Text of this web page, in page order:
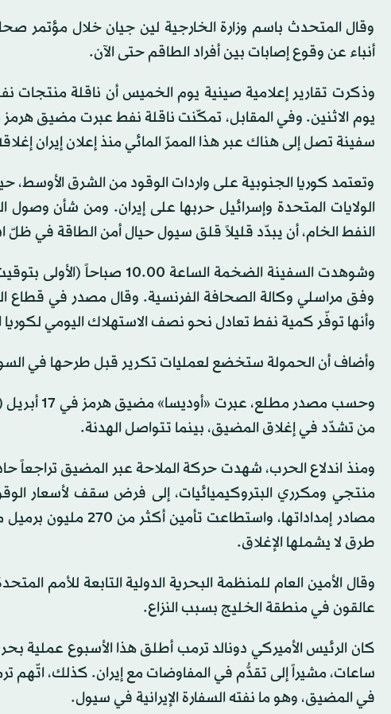
وقال المتحدث باسم وزارة الخارجية ⁠لين جيان خلال ‌مؤتمر
أنباء عن وقوع ‌إصابات بين أفراد الطاقم حتى ⁠الآن.
وذكرت ⁠تقارير إعلامية صينية يوم الخميس أن ناقلة
يوم الاثنين. وفي المقابل، تمكّنت ناقلة نفط عبرت مضيق
سفينة تصل إلى هناك عبر هذا الممرّ المائي منذ إعلان إيران
وتعتمد كوريا الجنوبية على واردات الوقود من الشرق
الولايات المتحدة وإسرائيل حربها على إيران. ومن شأن وصول
النفط الخام، أن يبدّد قليلاً قلق سيول حيال أمن الطاقة في
وشوهدت السفينة الضخمة
وفق مراسلي وكالة الصحافة الفرنسية. وقال مصدر في قطاع
وأنها توفّر كمية نفط تعادل نحو نصف الاستهلاك اليومي لكوريا
وأضاف أن الحمولة ستخضع لعمليات تكرير قبل طرحها في
وحسب مصدر
من تشدّد في إغلاق المضيق، بينما تتواصل الهدنة.
ومنذ اندلاع الحرب، شهدت حركة الملاحة عبر المضيق تراجعاً
مصادر إمداداتها،
طرق لا يشملها الإغلاق.
عالقون في منطقة الخليج بسبب النزاع.
كان الرئيس الأميركي دونالد ترمب أطلق هذا الأسبوع عملية
ساعات، مشيراً إلى تقدُّم في المفاوضات مع إيران. كذلك،
في المضيق، وهو ما نفته السفارة الإيرانية في سيول.